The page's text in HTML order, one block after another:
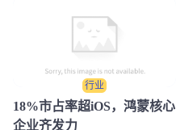
行业
18%市占率超iOS，鸿蒙核心
企业齐发力